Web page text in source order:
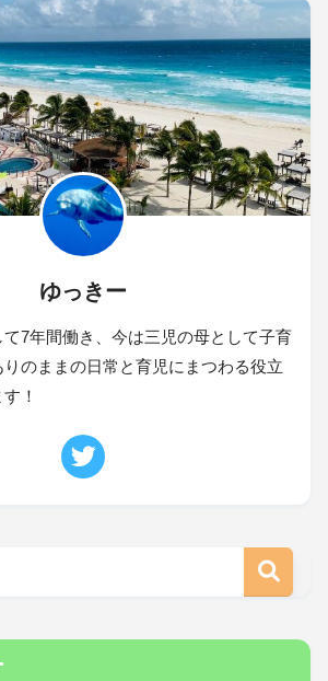
ゆっきー
7年間働き、今は三児の母として子育
のままの日常と育児にまつわる役立
！